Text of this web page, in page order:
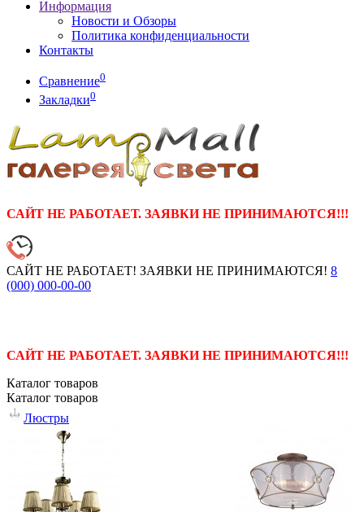
Информация
Новости и Обзоры
Политика конфиденциальности
Контакты
Сравнение0
Закладки0
САЙТ НЕ РАБОТАЕТ. ЗАЯВКИ НЕ ПРИНИМАЮТСЯ!!!
САЙТ НЕ РАБОТАЕТ! ЗАЯВКИ НЕ ПРИНИМАЮТСЯ! 8
(000) 000-00-00
САЙТ НЕ РАБОТАЕТ. ЗАЯВКИ НЕ ПРИНИМАЮТСЯ!!!
Каталог товаров
Каталог товаров
Люстры